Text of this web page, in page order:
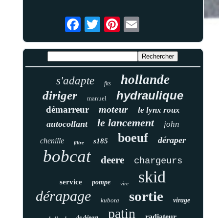
s'adapte fits hollande
diriger manuel hydraulique
démarreur moteur le lynx roux
autocollant le lancement john
chenille filtre s185 boeuf déraper
bobcat deere chargeurs
service pompe vire skid
dérapage kubota sortie virage
patin